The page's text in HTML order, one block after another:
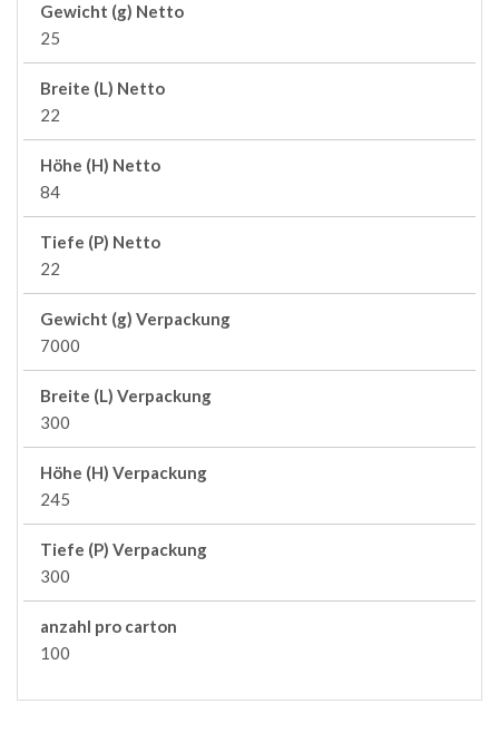
Gewicht (g) Netto
25
Breite (L) Netto
22
Höhe (H) Netto
84
Tiefe (P) Netto
22
Gewicht (g) Verpackung
7000
Breite (L) Verpackung
300
Höhe (H) Verpackung
245
Tiefe (P) Verpackung
300
anzahl pro carton
100